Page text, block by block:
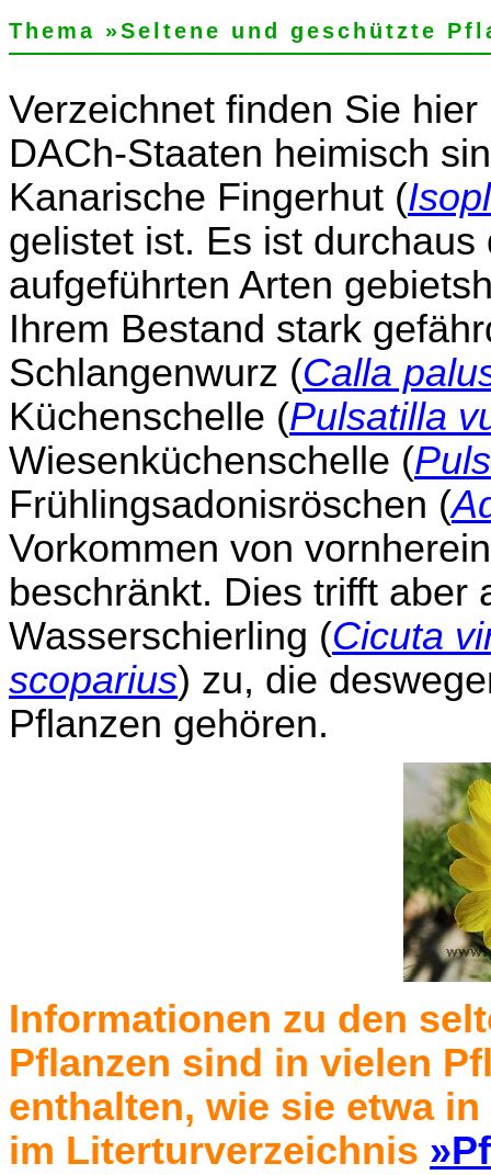
Thema »Seltene und geschützte
Verzeichnet finden Sie
DACh-Staaten heimisch
Kanarische Fingerhut (
gelistet ist. Es ist
aufgeführten Arten
Ihrem Bestand stark
Schlangenwurz (Calla
Küchenschelle (Pulsatilla
Wiesenküchenschelle (
Frühlingsadonisröschen (
Vorkommen von
beschränkt. Dies trifft aber
Wasserschierling (Cicuta
scoparius) zu, die
Pflanzen gehören.
Informationen zu den
Pflanzen sind in vielen
enthalten, wie sie etwa
im Literturverzeichnis